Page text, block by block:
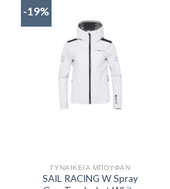
-19%
ΓΥΝΑΙΚΕΊΑ ΜΠΟΥΦΆΝ
SAIL RACING W Spray